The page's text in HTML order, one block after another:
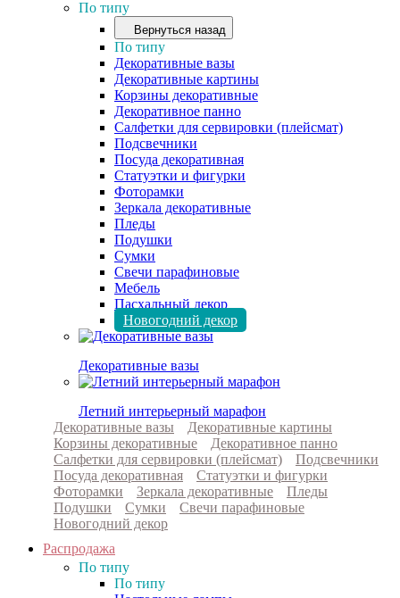
По типу
Вернуться назад
По типу
Декоративные вазы
Декоративные картины
Корзины декоративные
Декоративное панно
Салфетки для сервировки (плейсмат)
Подсвечники
Посуда декоративная
Статуэтки и фигурки
Фоторамки
Зеркала декоративные
Пледы
Подушки
Сумки
Свечи парафиновые
Мебель
Пасхальный декор
Новогодний декор
Декоративные вазы
Летний интерьерный марафон
Декоративные вазы
Декоративные картины
Корзины декоративные
Декоративное панно
Салфетки для сервировки (плейсмат)
Подсвечники
Посуда декоративная
Статуэтки и фигурки
Фоторамки
Зеркала декоративные
Пледы
Подушки
Сумки
Свечи парафиновые
Новогодний декор
Распродажа
По типу
По типу